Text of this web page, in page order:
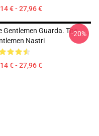
€ - 27,96 €
Gentlemen Guarda. The
Nastri
€ - 27,96 €
-20%